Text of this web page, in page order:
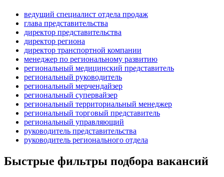
ведущий специалист отдела продаж
глава представительства
директор представительства
директор региона
директор транспортной компании
менеджер по региональному развитию
региональный медицинский представитель
региональный руководитель
региональный мерчендайзер
региональный супервайзер
региональный территориальный менеджер
региональный торговый представитель
региональный управляющий
руководитель представительства
руководитель регионального отдела
Быстрые фильтры подбора вакансий